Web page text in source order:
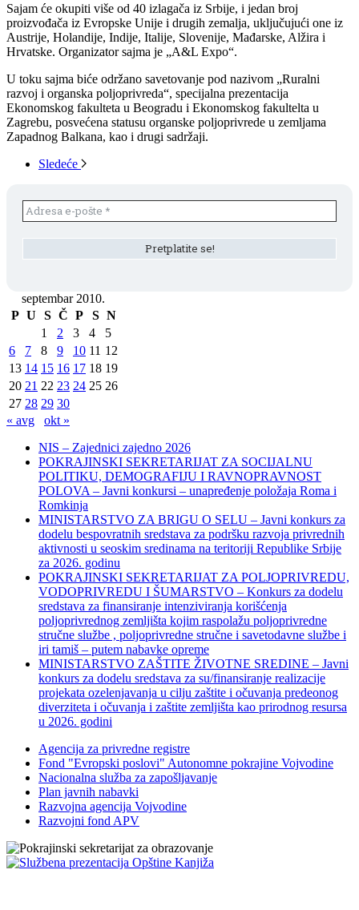
Sajam će okupiti više od 40 izlagača iz Srbije, i jedan broj
proizvođača iz Evropske Unije i drugih zemalja, uključujući one iz
Austrije, Holandije, Indije, Italije, Slovenije, Mađarske, Alžira i
Hrvatske. Organizator sajma je „A&L Expo“.
U toku sajma biće održano savetovanje pod nazivom „Ruralni
razvoj i organska poljoprivreda“, specijalna prezentacija
Ekonomskog fakulteta u Beogradu i Ekonomskog fakultelta u
Zagrebu, posvećena statusu organske poljoprivrede u zemljama
Zapadnog Balkana, kao i drugi sadržaji.
Sledeće
septembar 2010.
P U S Č P S N
1
2 3 4
5
6
7 8 9 10 11 12
13 14 15 16 17 18 19
20 21 22 23 24 25 26
27 28 29 30
« avg
okt »
NIS – Zajednici zajedno 2026
POKRAJINSKI SEKRETARIJAT ZA SOCIJALNU
POLITIKU, DEMOGRAFIJU I RAVNOPRAVNOST
POLOVA – Javni konkursi – unapređenje položaja Roma i
Romkinja
MINISTARSTVO ZA BRIGU O SELU – Javni konkurs za
dodelu bespovratnih sredstava za podršku razvoja privrednih
aktivnosti u seoskim sredinama na teritoriji Republike Srbije
za 2026. godinu
POKRAJINSKI SEKRETARIJAT ZA POLJOPRIVREDU,
VODOPRIVREDU I ŠUMARSTVO – Konkurs za dodelu
sredstava za finansiranje intenziviranja korišćenja
poljoprivrednog zemljišta kojim raspolažu poljoprivredne
stručne službe , poljoprivredne stručne i savetodavne službe i
iri tamiš ‒ putem nabavke opreme
MINISTARSTVO ZAŠTITE ŽIVOTNE SREDINE – Javni
konkurs za dodelu sredstava za su/finansiranje realizacije
projekata ozelenjavanja u cilju zaštite i očuvanja predeonog
diverziteta i očuvanja i zaštite zemljišta kao prirodnog resursa
u 2026. godini
Agencija za privredne registre
Fond "Evropski poslovi" Autonomne pokrajine Vojvodine
Nacionalna služba za zapošljavanje
Plan javnih nabavki
Razvojna agencija Vojvodine
Razvojni fond APV